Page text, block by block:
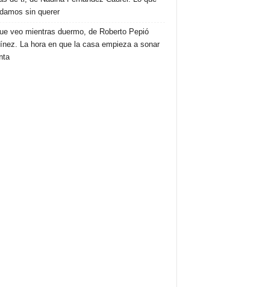
sin querer
veo mientras duermo, de Roberto Pepió
La hora en que la casa empieza a sonar